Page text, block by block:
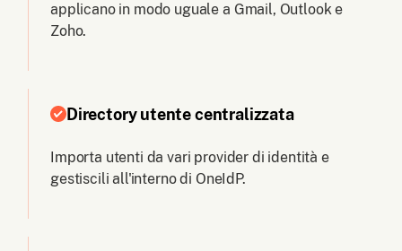
applicano in modo uguale a Gmail, Outlook e
Zoho.
Directory utente centralizzata
Importa utenti da vari provider di identità e
gestiscili all'interno di OneIdP.